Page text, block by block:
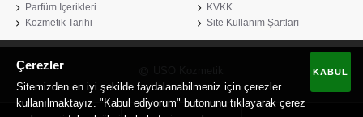
Parfüm İçerikleri
Kozmetik Tarihi
KVKK
Site Kullanım Şartları
KABUL
Çerezler
Sitemizden en iyi şekilde faydalanabilmeniz için çerezler
kullanılmaktayız. "Kabul ediyorum" butonunu tıklayarak çerez